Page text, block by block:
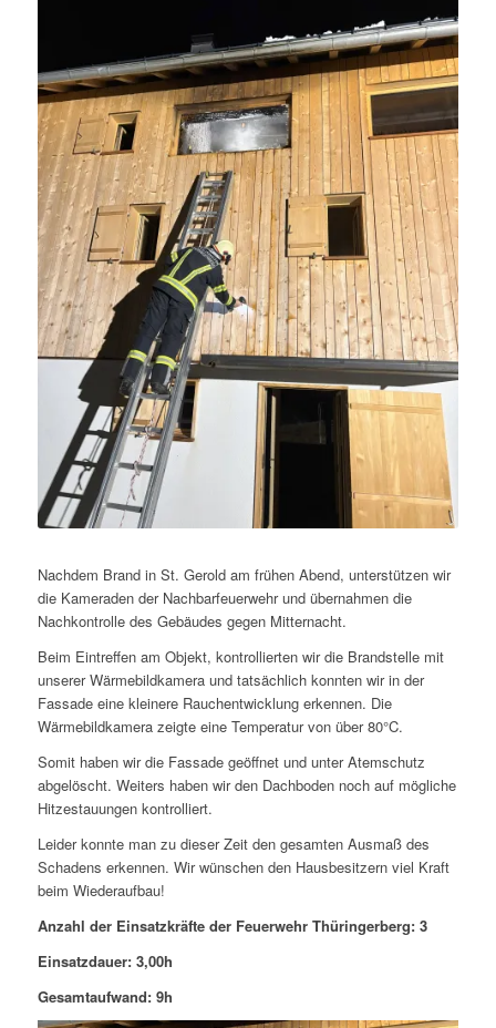
Nachdem Brand in St. Gerold am frühen Abend, unterstützen wir
die Kameraden der Nachbarfeuerwehr und übernahmen die
Nachkontrolle des Gebäudes gegen Mitternacht.
Beim Eintreffen am Objekt, kontrollierten wir die Brandstelle mit
unserer Wärmebildkamera und tatsächlich konnten wir in der
Fassade eine kleinere Rauchentwicklung erkennen. Die
Wärmebildkamera zeigte eine Temperatur von über 80°C.
Somit haben wir die Fassade geöffnet und unter Atemschutz
abgelöscht. Weiters haben wir den Dachboden noch auf mögliche
Hitzestauungen kontrolliert.
Leider konnte man zu dieser Zeit den gesamten Ausmaß des
Schadens erkennen. Wir wünschen den Hausbesitzern viel Kraft
beim Wiederaufbau!
Anzahl der Einsatzkräfte der Feuerwehr Thüringerberg: 3
Einsatzdauer: 3,00h
Gesamtaufwand: 9h